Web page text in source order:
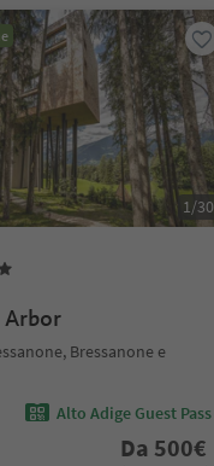
1/30
Bressanone e
Alto Adige Guest Pass
Da 500€